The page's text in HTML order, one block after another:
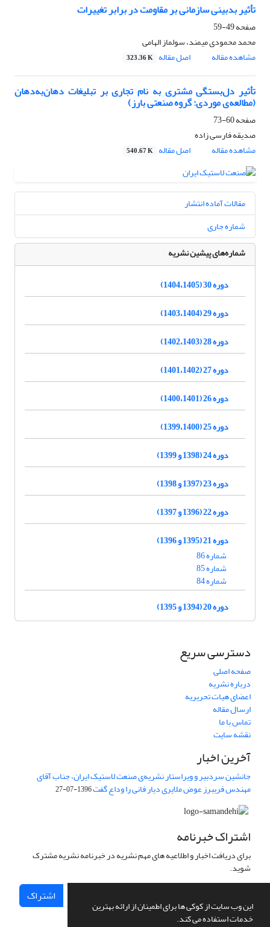
این وب سایت از کوکی ها برای اطمینان از ارائه بهترین
خدمات استفاده می کند.
تأثیر بدبینی سازمانی بر مقاومت در برابر تغییرات
صفحه49-59
محمد محمودی میمند، سولماز الهامی
مشاهده مقاله
اصل مقاله 323.36 K
تأثیر دل‌بستگی مشتری به نام تجاری بر تبلیغات دهان‌به‌دهان
(مطالعه‌ی موردی: گروه صنعتی بارز)
صفحه60-73
صدیقه فارسی زاده
مشاهده مقاله
اصل مقاله 540.67 K
مقالات آماده انتشار
شماره جاری
شماره‌های پیشین نشریه
دوره 30 (1404،1405)
دوره 29 (1403،1404)
دوره 28 (1402،1403)
دوره 27 (1401،1402)
دوره 26 (1400،1401)
دوره 25 (1399،1400)
دوره 24 (1398 و 1399)
دوره 23 (1397 و 1398)
دوره 22 (1396 و 1397)
دوره 21 (1395 و 1396)
شماره 86
شماره 85
شماره 84
دوره 20 (1394 و 1395)
دسترسی سریع
صفحه اصلی
درباره نشریه
اعضای هیات تحریریه
ارسال مقاله
تماس با ما
نقشه سایت
آخرین اخبار
جانشین سردبیر و ویراستار نشریه‌ی صنعت لاستیک ایران، جناب آقای
مهندس فریبرز عوض ملایری دیار فانی را وداع گفت1396-07-27
اشتراک خبرنامه
برای دریافت اخبار و اطلاعیه های مهم نشریه در خبرنامه نشریه مشترک
شوید.
اشتراک